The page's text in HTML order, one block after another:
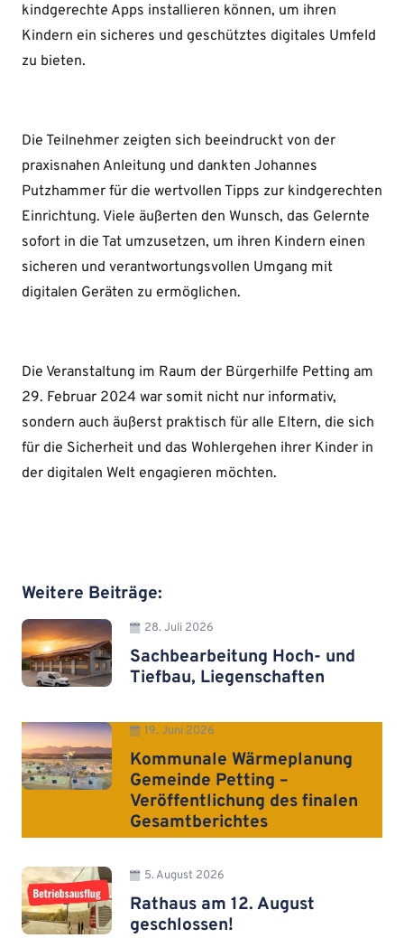
kindgerechte Apps installieren können, um ihren
Kindern ein sicheres und geschütztes digitales Umfeld
zu bieten.
Die Teilnehmer zeigten sich beeindruckt von der
praxisnahen Anleitung und dankten Johannes
Putzhammer für die wertvollen Tipps zur kindgerechten
Einrichtung. Viele äußerten den Wunsch, das Gelernte
sofort in die Tat umzusetzen, um ihren Kindern einen
sicheren und verantwortungsvollen Umgang mit
digitalen Geräten zu ermöglichen.
Die Veranstaltung im Raum der Bürgerhilfe Petting am
29. Februar 2024 war somit nicht nur informativ,
sondern auch äußerst praktisch für alle Eltern, die sich
für die Sicherheit und das Wohlergehen ihrer Kinder in
der digitalen Welt engagieren möchten.
Weitere Beiträge:
28. Juli 2026
Sachbearbeitung Hoch- und
Tiefbau, Liegenschaften
19. Juni 2026
Kommunale Wärmeplanung
Gemeinde Petting –
Veröffentlichung des finalen
Gesamtberichtes
5. August 2026
Rathaus am 12. August
geschlossen!